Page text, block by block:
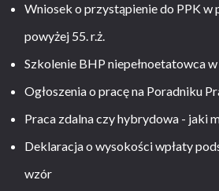
Wniosek o przystąpienie do PPK
powyżej 55. r.ż.
Szkolenie BHP niepełnoetatowca
Ogłoszenia o pracę na Poradniku
Praca zdalna czy hybrydowa - jaki
Deklaracja o wysokości wpłaty
wzór